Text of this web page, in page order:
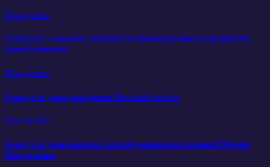
Праздники
9 августа – память святого великомученика и целителя
Пантелеимона
Праздники
6 августа день рождения Вятской земли
Праздники
4 августа день памяти святой равноапостольной Марии
Магдалины